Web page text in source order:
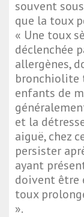
souvent
que la toux
« Une toux
déclenchée
allergènes,
bronchiolite
enfants de
et la
aiguë, chez
persister
ayant
doivent être
toux
».